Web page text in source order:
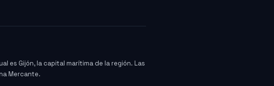
es Gijón, la capital marítima de la región. Las
Mercante.